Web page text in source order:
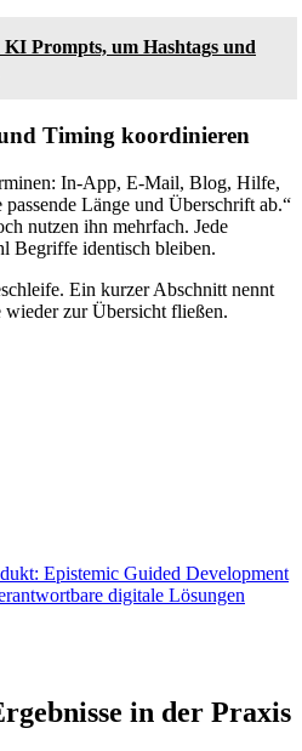
KI Prompts, um Hashtags und
Timing koordinieren
In-App, E-Mail, Blog, Hilfe,
Länge und Überschrift ab.“
nutzen ihn mehrfach. Jede
Begriffe identisch bleiben.
Ein kurzer Abschnitt nennt
zur Übersicht fließen.
Epistemic Guided Development
digitale Lösungen
in der Praxis